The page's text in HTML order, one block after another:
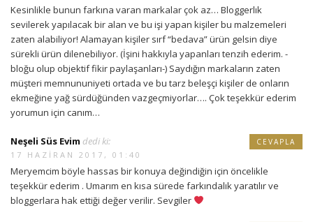
Kesinlikle bunun farkına varan markalar çok az… Bloggerlık
sevilerek yapılacak bir alan ve bu işi yapan kişiler bu malzemeleri
zaten alabiliyor! Alamayan kişiler sırf “bedava” ürün gelsin diye
sürekli ürün dilenebiliyor. (İşini hakkıyla yapanları tenzih ederim. -
bloğu olup objektif fikir paylaşanları-) Saydığın markaların zaten
müşteri memnununiyeti ortada ve bu tarz beleşçi kişiler de onların
ekmeğine yağ sürdüğünden vazgeçmiyorlar…. Çok teşekkür ederim
yorumun için canım…
Neşeli Süs Evim dedi ki:
17 HAZIRAN 2017, 01:40
Meryemcim böyle hassas bir konuya değindiğin için öncelikle
teşekkür ederim . Umarım en kısa sürede farkındalık yaratılır ve
bloggerlara hak ettiği değer verilir. Sevgiler
CEVAPLA